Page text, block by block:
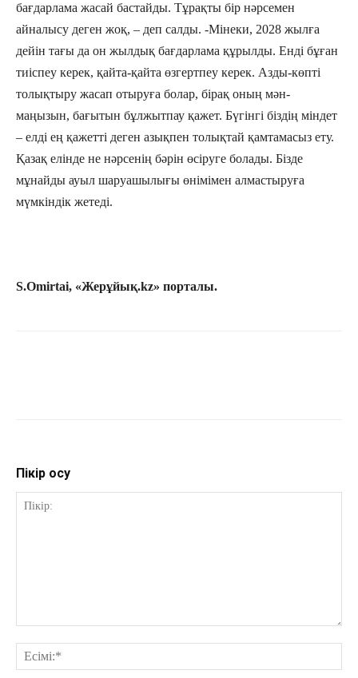
бағдарлама жасай бастайды. Тұрақты бір нәрсемен
айналысу деген жоқ, – деп салды. -Мінеки, 2028 жылға
дейін тағы да он жылдық бағдарлама құрылды. Енді бұған
тиіспеу керек, қайта-қайта өзгертпеу керек. Азды-көпті
толықтыру жасап отыруға болар, бірақ оның мән-
маңызын, бағытын бұлжытпау қажет. Бүгінгі біздің міндет
– елді ең қажетті деген азықпен толықтай қамтамасыз ету.
Қазақ елінде не нәрсенің бәрін өсіруге болады. Бізде
мұнайды ауыл шаруашылығы өнімімен алмастыруға
мүмкіндік жетеді.
S.Omirtai, «Жерұйық.kz» порталы.
Пікір қосу